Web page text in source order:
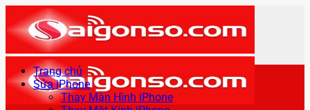
qua
nội
dung
Trang chủ
Sửa iPhone
Thay Màn Hình iPhone